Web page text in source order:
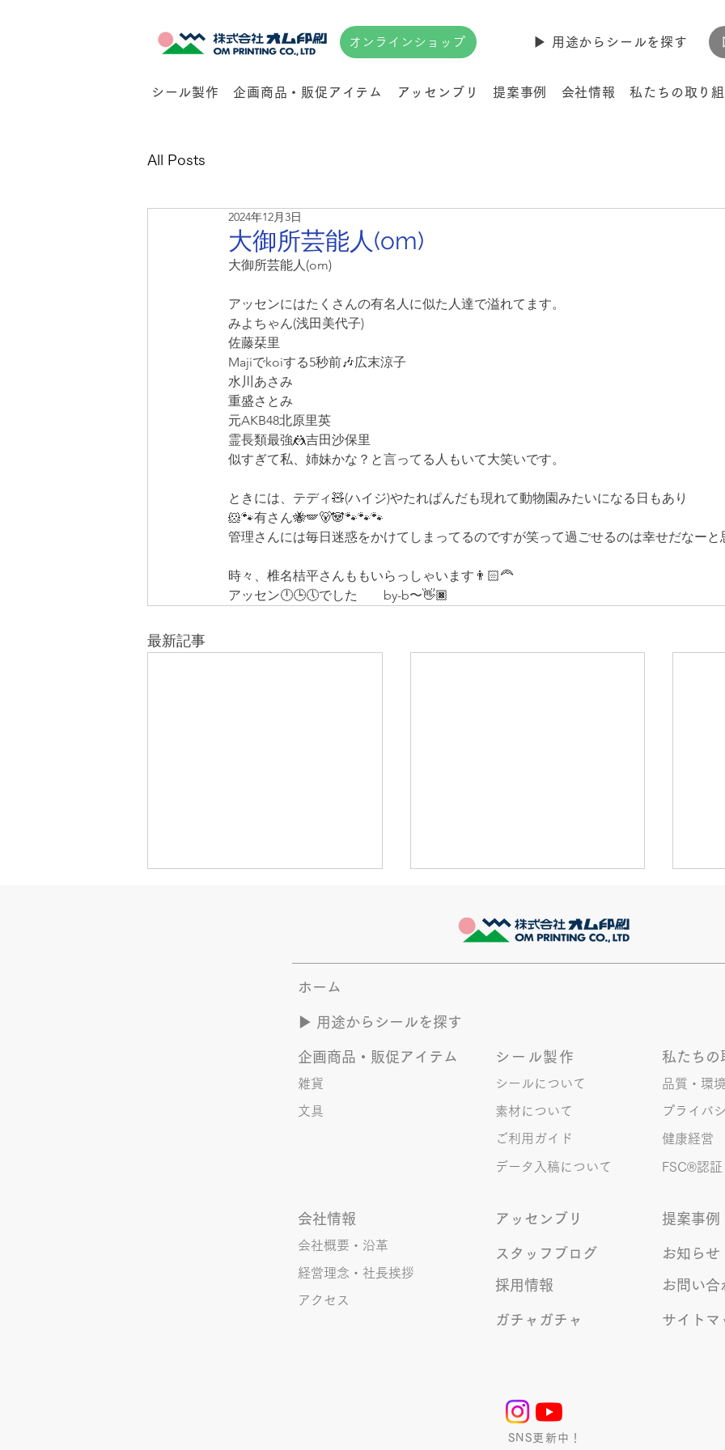
オンラインショップ ▶︎ 用途からシールを探す
シール製作 企画商品・販促アイテム アッセンブリ 提案事例 会社情報 私たちの取り
All Posts
大御所芸能人(om)
2024年12月3日
大御所芸能人(om)
アッセンにはたくさんの有名人に似た人達で溢れてます。
みよちゃん(浅田美代子)
佐藤栞里
Majiでkoiする5秒前🎶広末涼子
水川あさみ
重盛さとみ
元AKB48北原里英
霊長類最強🤼吉田沙保里
似すぎて私、姉妹かな？と言ってる人もいて大笑いです。
ときには、テディ🧸(ハイジ)やたれぱんだも現れて動物園みたいになる日もあり
🐹🐾有さん🐝🪽🐻🐼🐾🐾🐾
管理さんには毎日迷惑をかけてしまってるのですが笑って過ごせるのは幸せだなーと
時々、椎名桔平さんももいらっしゃいます👨🏻‍🦰
アッセン🕛🕒🕔でした　　by-b〜👋🏿
最新記事
のかって？ それは、きなこがま
た笑いのネタを提供してくれたか
こ(ニックネーム)は、漢字がちょ
っぴり苦手。 だけど本人はいつ
も自信満々。 【彼女の書いた漢
字の間違い例】 機械説定×⇒設定
〇 準備能熱×⇒態勢〇 証固
最近とあるVTuberにハマってい
ます。 推し活という程でもない
お昼
に
まり
共に
ホーム
▶︎ 用途からシールを探す
企画商品・販促アイテム
雑貨
文具
会社情報
会社概要・沿革
経営理念・社長挨拶
アクセス
シール製作
シールについて
素材について
ご利用ガイド
データ入稿について
私たちの
品質・環
プライバ
健康経営
FSC®︎認証
アッセンブリ 提案事例
スタッフブログ お知らせ
採用情報 お問い合
ガチャガチャ サイトマ
SNS更新中！